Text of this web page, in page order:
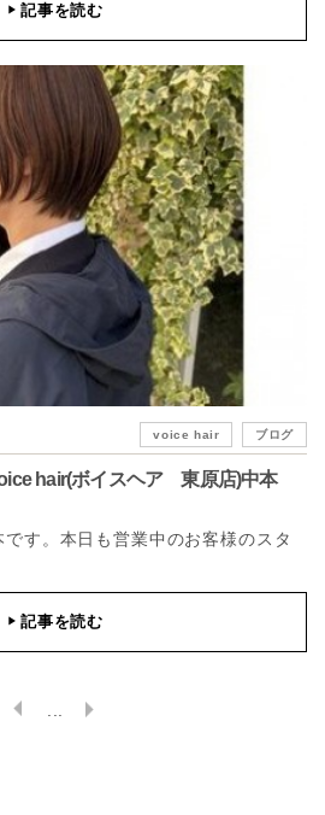
▶記事を読む
voice hair ブログ
hair(ボイスヘア 東原店)中本
す。本日も営業中のお客様のスタ
▶記事を読む